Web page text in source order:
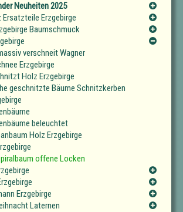
Neuheiten 2025
Erzgebirge
Baumschmuck
verschneit Wagner
Erzgebirge
Holz Erzgebirge
geschnitzte Bäume Schnitzkerben
beleuchtet
Holz Erzgebirge
offene Locken
Erzgebirge
Laternen